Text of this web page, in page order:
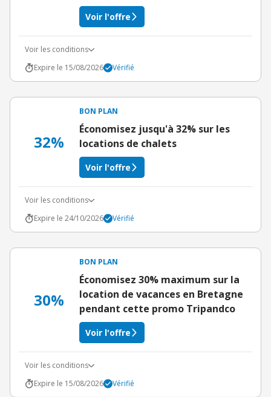
Voir l'offre
Voir les conditions
Expire le 15/08/2026
Vérifié
32%
BON PLAN
Économisez jusqu'à 32% sur les
locations de chalets
Voir l'offre
Voir les conditions
Expire le 24/10/2026
Vérifié
30%
BON PLAN
Économisez 30% maximum sur la
location de vacances en Bretagne
pendant cette promo Tripandco
Voir l'offre
Voir les conditions
Expire le 15/08/2026
Vérifié